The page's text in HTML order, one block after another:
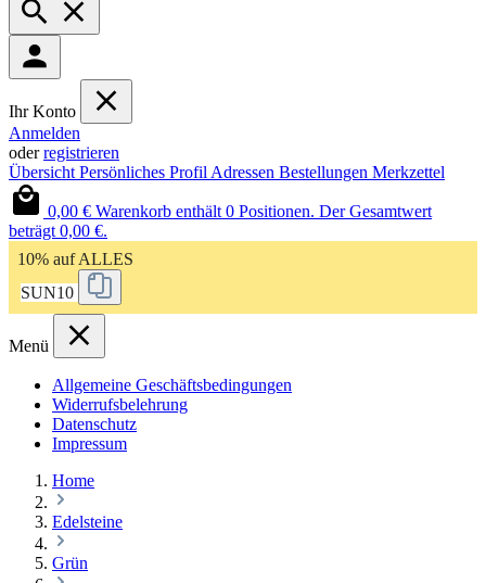
Ihr Konto
Anmelden
oderregistrieren
Übersicht Persönliches Profil Adressen Bestellungen Merkzettel
0,00 € Warenkorb enthält 0 Positionen. Der Gesamtwert
beträgt 0,00 €.
10% auf ALLES
SUN10
Menü
Allgemeine Geschäftsbedingungen
Widerrufsbelehrung
Datenschutz
Impressum
Home
Edelsteine
Grün